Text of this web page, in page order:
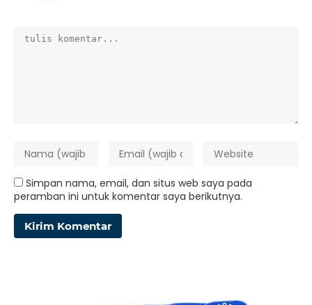
Simpan nama, email, dan situs web saya pada
peramban ini untuk komentar saya berikutnya.